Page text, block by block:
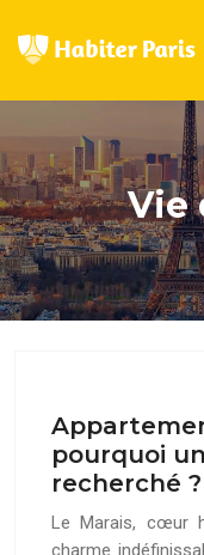
Vie
pourquoi
recherché ?
Le Marais, cœur
charme